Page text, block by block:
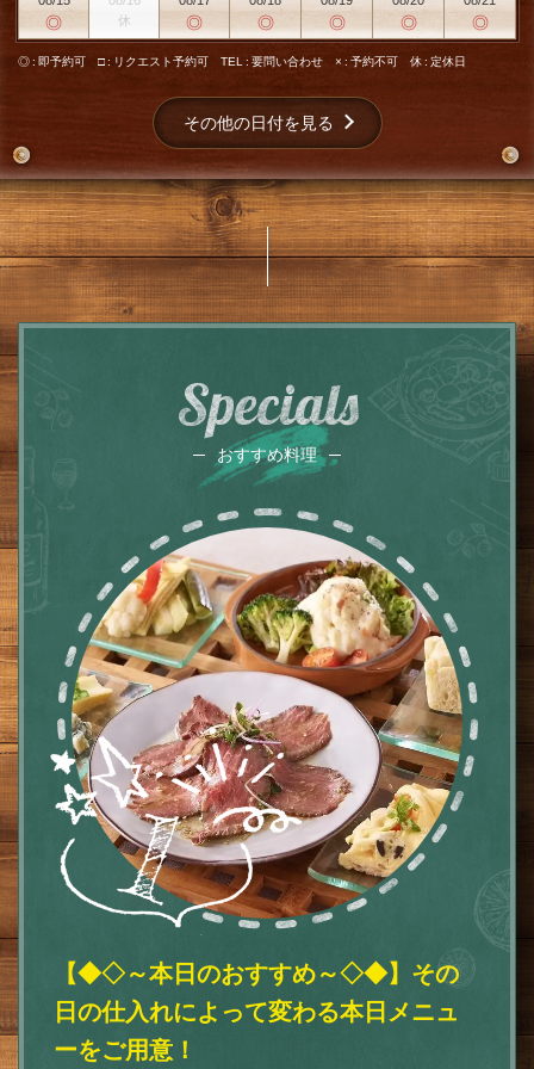
◎
休
◎ ◎ ◎ ◎ ◎
◎ 即予約可 □ リクエスト予約可 TEL 要問い合わせ × 予約不可 休 定休日
その他の日付を見る
Specials
おすすめ料理
【◆◇～本日のおすすめ～◇◆】その
日の仕入れによって変わる本日メニュ
ーをご用意！